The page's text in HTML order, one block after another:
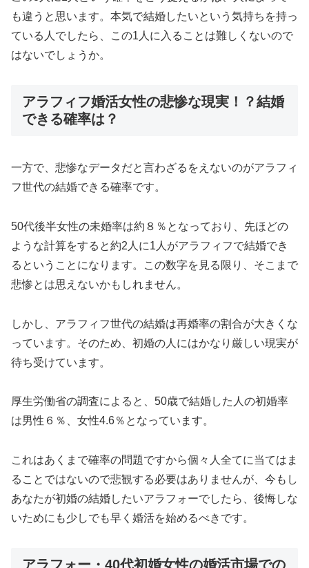
も違うと思います。本気で結婚したいという気持ちを持っ
ている人でしたら、この1人に入ることは難しくないので
はないでしょうか。
アラフィフ婚活女性の悲惨な現実！？結婚
できる確率は？
一方で、悲惨なデータだと言わざるをえないのがアラフィ
フ世代の結婚できる確率です。
50代後半女性の未婚率は約８％となっており、先ほどの
ような計算をすると約2人に1人がアラフィフで結婚でき
るということになります。この数字を見る限り、そこまで
悲惨とは思えないかもしれません。
しかし、アラフィフ世代の結婚は再婚率の割合が大きくな
っています。そのため、初婚の人にはかなり厳しい現実が
待ち受けています。
厚生労働省の調査によると、50歳で結婚した人の初婚率
は男性６％、女性4.6％となっています。
これはあくまで確率の問題ですから個々人全てに当てはま
ることではないので悲観する必要はありませんが、今もし
あなたが初婚の結婚したいアラフォーでしたら、後悔しな
いためにも少しでも早く婚活を始めるべきです。
アラフォー・40代初婚女性の婚活市場での